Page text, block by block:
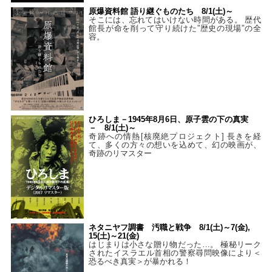
原爆資料館 語り継ぐものたち 8/1(土)～
そこには、忘れてはいけない時間がある。 歴代
館長が命を削って守り続けた”歴史の現場”の全
容。
ひろしま－1945年8月6日、原子雲の下の真実
－ 8/1(土)～
奇跡への情熱[核廃絶プロジェクト] 長きを経
て、多くの方々の想いを込めて、幻の映画が、
奇跡のリマスター
ネタニヤフ調書 汚職と戦争 8/1(土)～7(金),
15(土)～21(金)
はじまりは小さな贈り物だった…。 極秘リーク
されたイスラエル首相の警察尋問映像により＜
恐るべき真実＞が暴かれる！